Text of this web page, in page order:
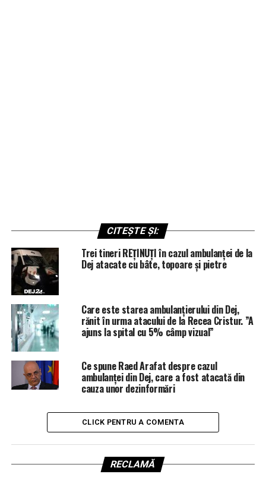
CITEȘTE ȘI:
Trei tineri REȚINUȚI în cazul ambulanței de la
Dej atacate cu bâte, topoare și pietre
Care este starea ambulanțierului din Dej,
rănit în urma atacului de la Recea Cristur. ”A
ajuns la spital cu 5% câmp vizual”
Ce spune Raed Arafat despre cazul
ambulanței din Dej, care a fost atacată din
cauza unor dezinformări
CLICK PENTRU A COMENTA
RECLAMĂ